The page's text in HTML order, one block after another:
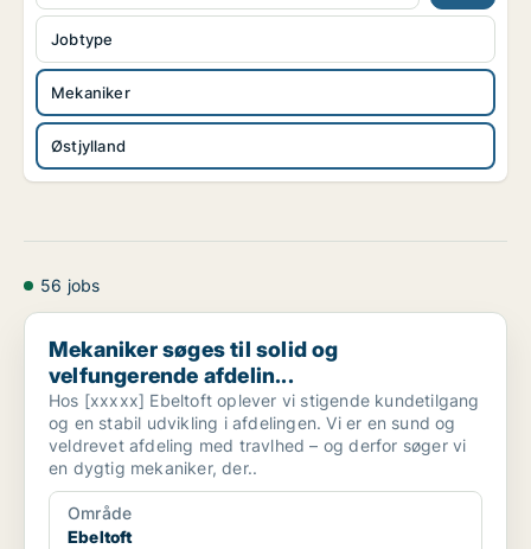
Mekaniker
Østjylland
Jobtype
56 jobs
Mekaniker søges til solid og velfungerende afdelin...
Mekaniker søges til solid og
velfungerende afdelin...
Hos [xxxxx] Ebeltoft oplever vi stigende kundetilgang
og en stabil udvikling i afdelingen. Vi er en sund og
veldrevet afdeling med travlhed – og derfor søger vi
en dygtig mekaniker, der..
Område
Ebeltoft